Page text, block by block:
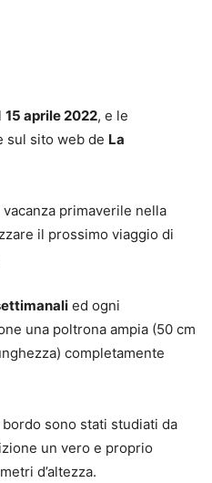
15 aprile 2022, e le
sul sito web de La
primaverile nella
il prossimo viaggio di
ed ogni
una poltrona ampia (50 cm
completamente
sono stati studiati da
un vero e proprio
d’altezza.